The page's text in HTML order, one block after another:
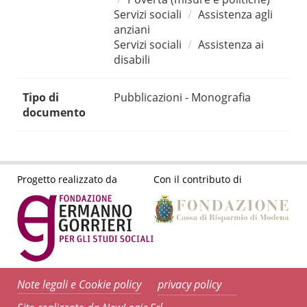
Servizi sociali
Assistenza agli
anziani
Servizi sociali
Assistenza ai
disabili
Tipo di
documento
Pubblicazioni - Monografia
Progetto realizzato da Con il contributo di
Note legali e Cookie policy
privacy policy